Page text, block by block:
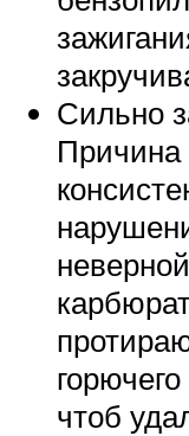
Сильно
Причина
чтоб